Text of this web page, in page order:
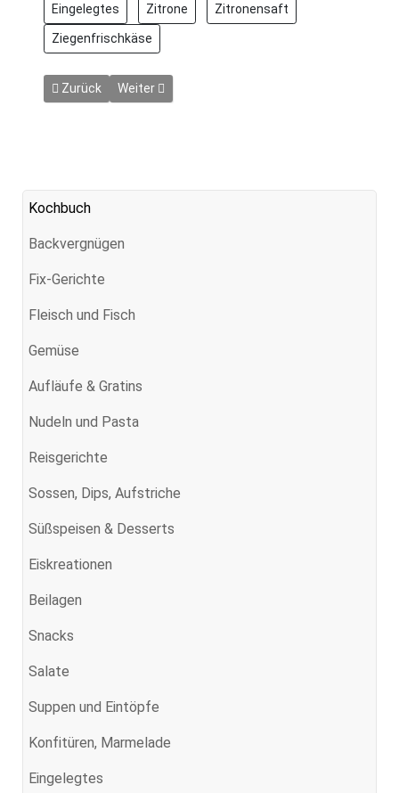
Eingelegtes Zitrone Zitronensaft
Ziegenfrischkäse
Vorheriger Beitrag: Eingelegte Tomaten
Zurück Nächster Beitrag: Weinbrand-Quitten
Weiter
Kochbuch
Backvergnügen
Fix-Gerichte
Fleisch und Fisch
Gemüse
Aufläufe & Gratins
Nudeln und Pasta
Reisgerichte
Sossen, Dips, Aufstriche
Süßspeisen & Desserts
Eiskreationen
Beilagen
Snacks
Salate
Suppen und Eintöpfe
Konfitüren, Marmelade
Eingelegtes